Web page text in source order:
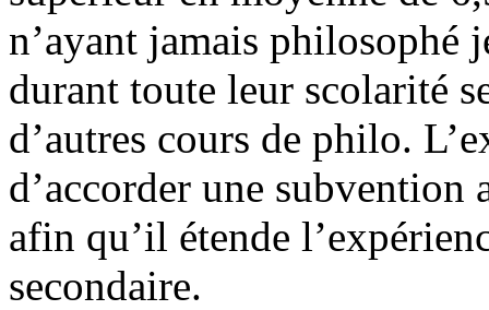
n’ayant jamais philosophé
durant toute leur scolarité
d’autres cours de philo.
d’accorder une
afin qu’il étende
secondaire.